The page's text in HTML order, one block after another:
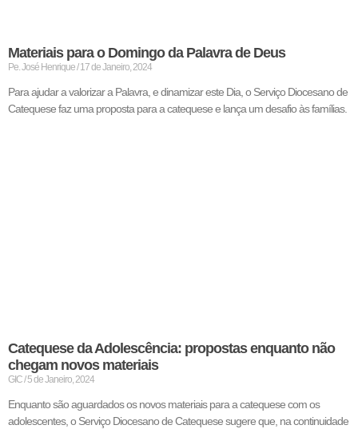
Materiais para o Domingo da Palavra de Deus
Pe. José Henrique 17 de Janeiro, 2024
Para ajudar a valorizar a Palavra, e dinamizar este Dia, o Serviço Diocesano de
Catequese faz uma proposta para a catequese e lança um desafio às famílias.
Catequese da Adolescência: propostas enquanto não
chegam novos materiais
GIC 5 de Janeiro, 2024
Enquanto são aguardados os novos materiais para a catequese com os
adolescentes, o Serviço Diocesano de Catequese sugere que, na continuidade